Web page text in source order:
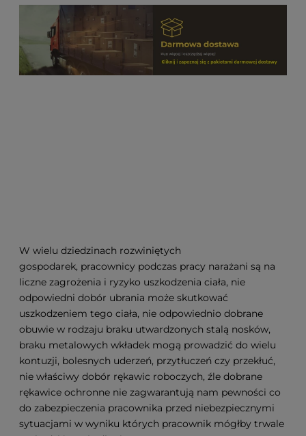
W wielu dziedzinach rozwiniętych
gospodarek, pracownicy podczas pracy narażani są na
liczne zagrożenia i ryzyko uszkodzenia ciała, nie
odpowiedni dobór ubrania może skutkować
uszkodzeniem tego ciała, nie odpowiednio dobrane
obuwie w rodzaju braku utwardzonych stalą nosków,
braku metalowych wkładek mogą prowadzić do wielu
kontuzji, bolesnych uderzeń, przytłuczeń czy przekłuć,
nie właściwy dobór rękawic roboczych, źle dobrane
rękawice ochronne nie zagwarantują nam pewności co
do zabezpieczenia pracownika przed niebezpiecznymi
sytuacjami w wyniku których pracownik mógłby trwale